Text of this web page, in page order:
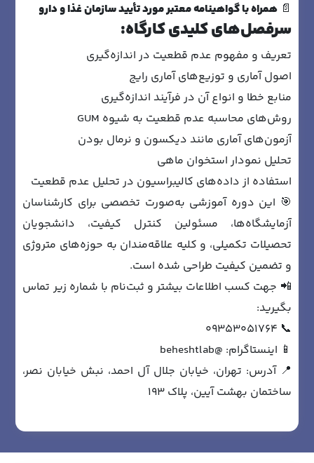
📄همراه با گواهینامه معتبر مورد تأیید سازمان غذا و دارو
سرفصل‌های کلیدی کارگاه:
تعریف و مفهوم عدم قطعیت در اندازه‌گیری
اصول آماری و توزیع‌های آماری رایج
منابع خطا و انواع آن در فرآیند اندازه‌گیری
روش‌های محاسبه عدم قطعیت به شیوه GUM
آزمون‌های آماری مانند دیکسون و نرمال بودن
تحلیل نمودار استخوان ماهی
استفاده از داده‌های کالیبراسیون در تحلیل عدم قطعیت
🎯 این دوره آموزشی به‌صورت تخصصی برای کارشناسان
آزمایشگاه‌ها، مسئولین کنترل کیفیت، دانشجویان
تحصیلات تکمیلی، و کلیه علاقه‌مندان به حوزه‌های متروژی
و تضمین کیفیت طراحی شده است.
📲 جهت کسب اطلاعات بیشتر و ثبت‌نام با شماره زیر تماس
بگیرید:
📞 09353051764
📱 اینستاگرام: @beheshtlab
📍 آدرس: تهران، خیابان جلال آل احمد، نبش خیابان نصر،
ساختمان بهشت آیین، پلاک ۱۹۳